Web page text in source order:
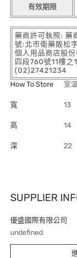
有效期限
藥商許可執照:
號:北市衛藥販松
個人用品商店股
四段760號11樓
(02)27421234
How To Store
室溫
寬 13
高 14
深 22
SUPPLIER
優盛國際有限公司
undefined